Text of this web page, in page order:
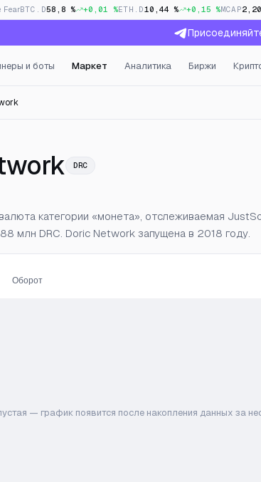
FearBTC.D58,8 % +0,01 %ETH.D10,44 % +0,15 %MCAP
и боты Маркет Аналитика Биржи
— Цена,
DRC
категории «монета», отслеживаемая
млн DRC. Doric Network запущена в 2018 году.
Оборот
— график появится после накопления данных за